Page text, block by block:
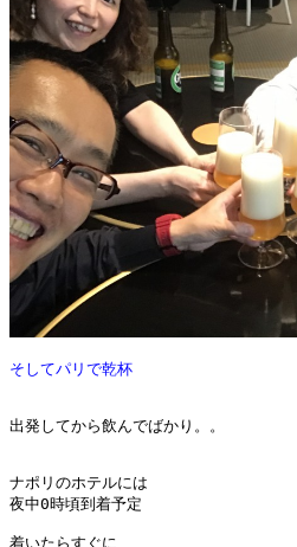
そしてパリで乾杯
出発してから飲んでばかり。。
ナポリのホテルには
夜中0時頃到着予定
着いたらすぐに